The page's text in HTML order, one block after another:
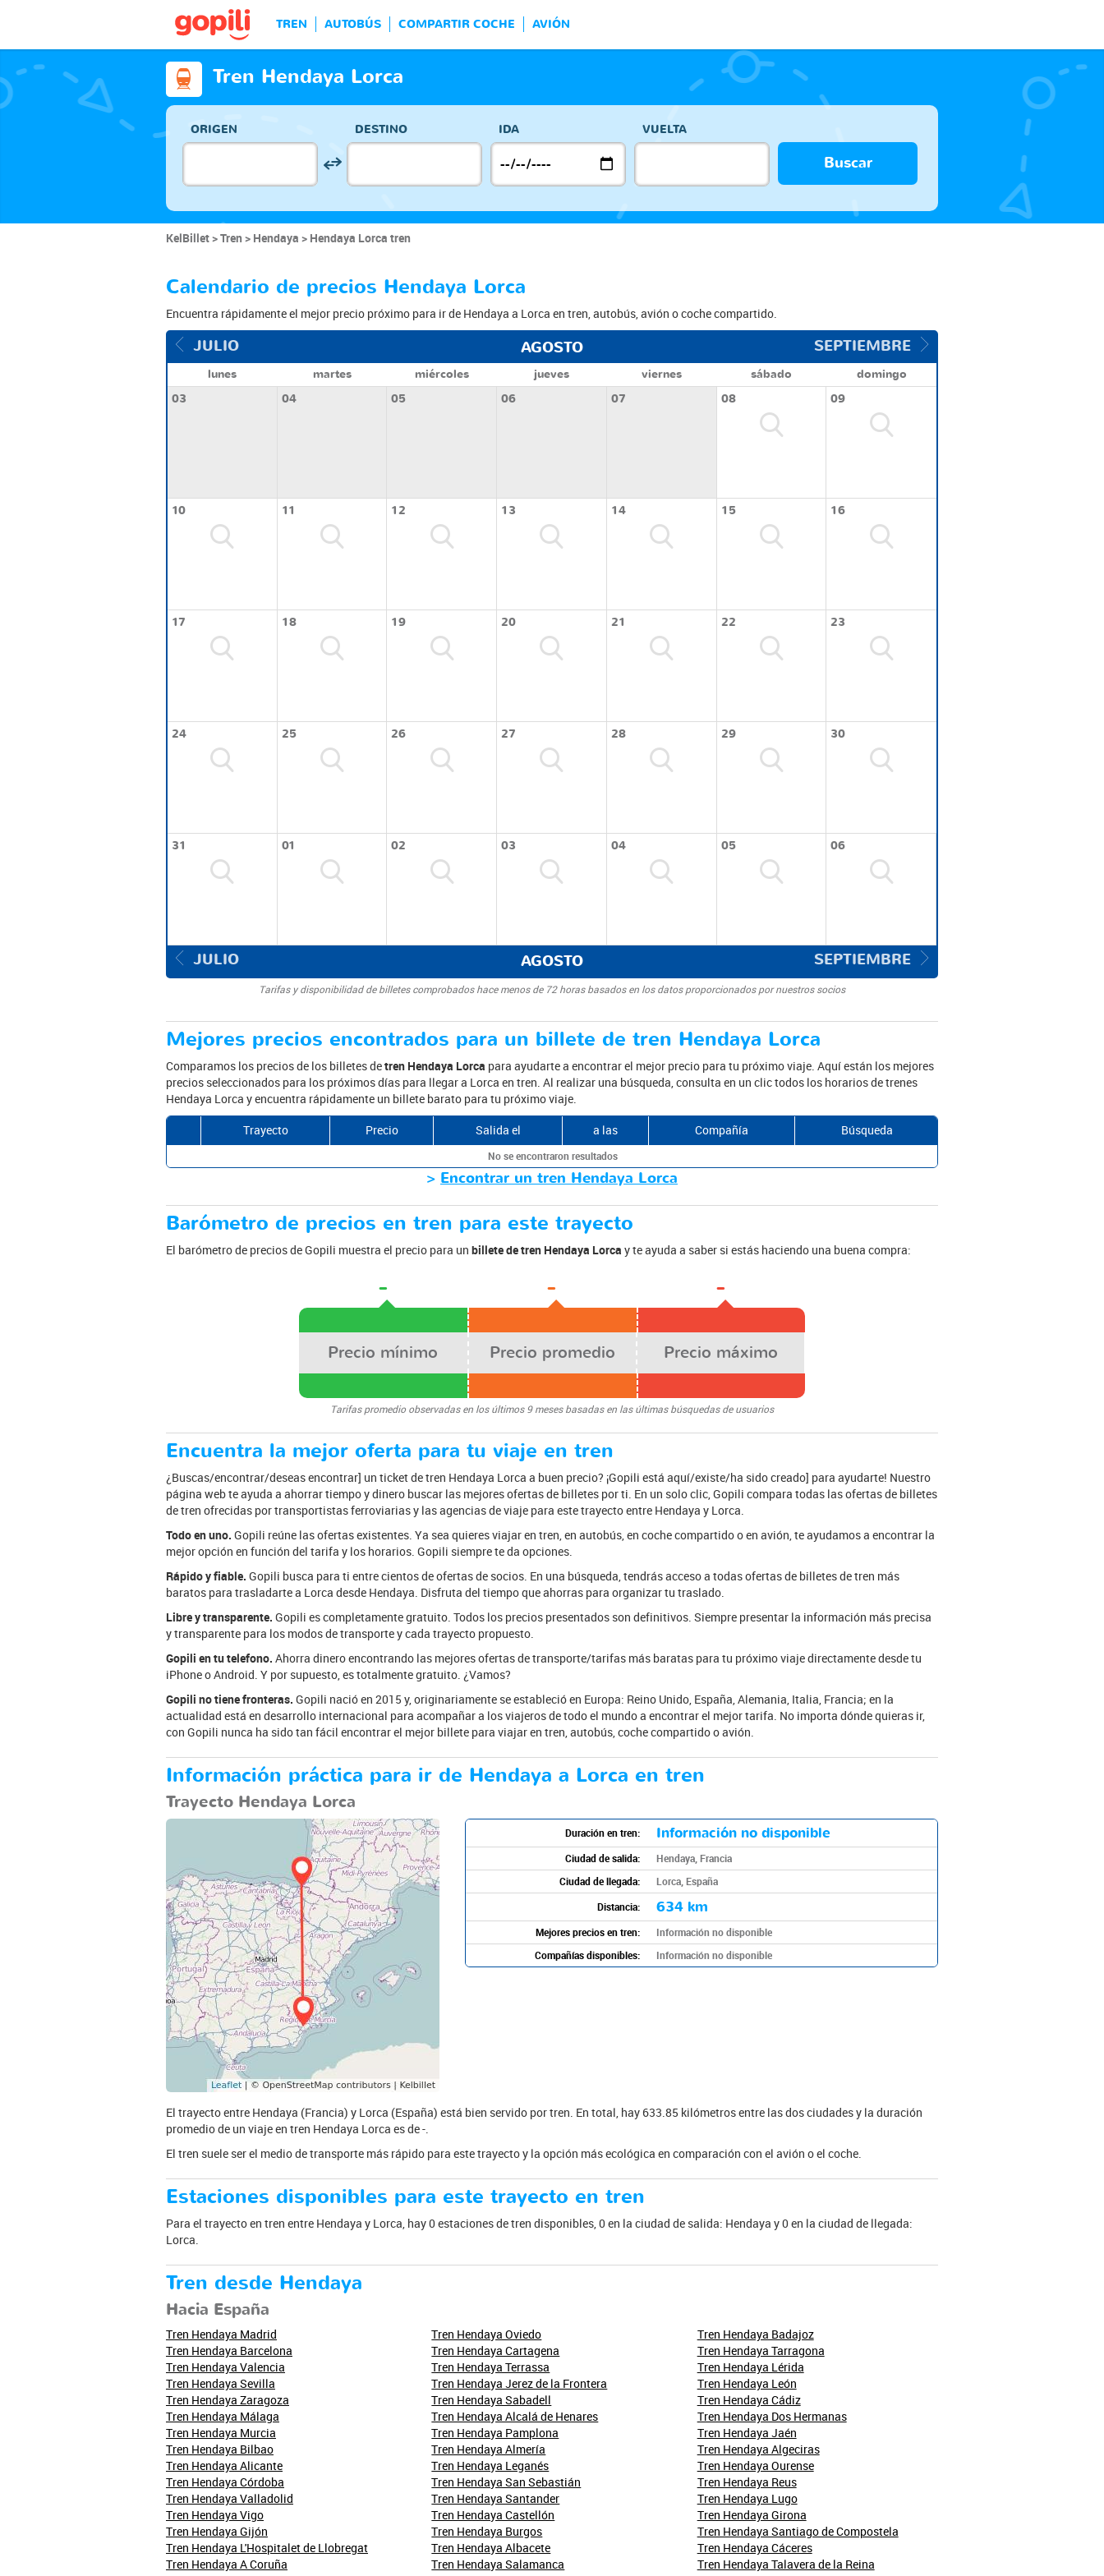
TREN AUTOBÚS COMPARTIR COCHE AVIÓN
Tren Hendaya Lorca
ORIGEN DESTINO IDA VUELTA
Buscar
KelBillet Tren Hendaya Hendaya Lorca tren
Calendario de precios Hendaya Lorca
Encuentra rápidamente el mejor precio próximo para ir de Hendaya a Lorca en tren, autobús, avión o coche compartido.
JULIO SEPTIEMBRE
AGOSTO
lunes martes miércoles jueves viernes sábado
domingo
03
04 05 06 07 08 09
10 11 12 13 14 15 16
17 18 19 20 21 22 23
24 25 26 27 28 29 30
31 01 02 03 04 05 06
JULIO SEPTIEMBRE
AGOSTO
Tarifas y disponibilidad de billetes comprobados hace menos de 72 horas basados en los datos proporcionados por nuestros socios
Mejores precios encontrados para un billete de tren Hendaya Lorca
Comparamos los precios de los billetes detren Hendaya Lorca para ayudarte a encontrar el mejor precio para tu próximo viaje. Aquí están los mejores
precios seleccionados para los próximos días para llegar a Lorca en tren. Al realizar una búsqueda, consulta en un clic todos los horarios de trenes
Hendaya Lorca y encuentra rápidamente un billete barato para tu próximo viaje.
Trayecto
Precio Salida el a las Compañía Búsqueda
No se encontraron resultados
> Encontrar un tren Hendaya Lorca
Barómetro de precios en tren para este trayecto
El barómetro de precios de Gopili muestra el precio para un billete de tren Hendaya Lorca y te ayuda a saber si estás haciendo una buena compra:
- - -
Precio mínimo Precio promedio Precio máximo
Tarifas promedio observadas en los últimos 9 meses basadas en las últimas búsquedas de usuarios
Encuentra la mejor oferta para tu viaje en tren
¿Buscas/encontrar/deseas encontrar] un ticket de tren Hendaya Lorca a buen precio? ¡Gopili está aquí/existe/ha sido creado] para ayudarte! Nuestro
página web te ayuda a ahorrar tiempo y dinero buscar las mejores ofertas de billetes por ti. En un solo clic, Gopili compara todas las ofertas de billetes
de tren ofrecidas por transportistas ferroviarias y las agencias de viaje para este trayecto entre Hendaya y Lorca.
Todo en uno. Gopili reúne las ofertas existentes. Ya sea quieres viajar en tren, en autobús, en coche compartido o en avión, te ayudamos a encontrar la
mejor opción en función del tarifa y los horarios. Gopili siempre te da opciones.
Rápido y fiable. Gopili busca para ti entre cientos de ofertas de socios. En una búsqueda, tendrás acceso a todas ofertas de billetes de tren más
baratos para trasladarte a Lorca desde Hendaya. Disfruta del tiempo que ahorras para organizar tu traslado.
Libre y transparente. Gopili es completamente gratuito. Todos los precios presentados son definitivos. Siempre presentar la información más precisa
y transparente para los modos de transporte y cada trayecto propuesto.
Gopili en tu telefono. Ahorra dinero encontrando las mejores ofertas de transporte/tarifas más baratas para tu próximo viaje directamente desde tu
iPhone o Android. Y por supuesto, es totalmente gratuito. ¿Vamos?
Gopili no tiene fronteras. Gopili nació en 2015 y, originariamente se estableció en Europa: Reino Unido, España, Alemania, Italia, Francia; en la
actualidad está en desarrollo internacional para acompañar a los viajeros de todo el mundo a encontrar el mejor tarifa. No importa dónde quieras ir,
con Gopili nunca ha sido tan fácil encontrar el mejor billete para viajar en tren, autobús, coche compartido o avión.
Información práctica para ir de Hendaya a Lorca en tren
Trayecto Hendaya Lorca
Duración en tren: Información no disponible
Ciudad de salida:
Hendaya, Francia
Ciudad de llegada:
Lorca, España
Distancia:
634 km
Mejores precios en tren:
Información no disponible
Compañías disponibles:
Información no disponible
El trayecto entre Hendaya (Francia) y Lorca (España) está bien servido por tren. En total, hay 633.85 kilómetros entre las dos ciudades y la duración
promedio de un viaje en tren Hendaya Lorca es de -.
El tren suele ser el medio de transporte más rápido para este trayecto y la opción más ecológica en comparación con el avión o el coche.
Estaciones disponibles para este trayecto en tren
Para el trayecto en tren entre Hendaya y Lorca, hay 0 estaciones de tren disponibles, 0 en la ciudad de salida: Hendaya y 0 en la ciudad de llegada:
Lorca.
Tren desde Hendaya
Hacia España
Tren Hendaya Madrid
Tren Hendaya Barcelona
Tren Hendaya Valencia
Tren Hendaya Sevilla
Tren Hendaya Zaragoza
Tren Hendaya Málaga
Tren Hendaya Murcia
Tren Hendaya Bilbao
Tren Hendaya Alicante
Tren Hendaya Córdoba
Tren Hendaya Valladolid
Tren Hendaya Vigo
Tren Hendaya Gijón
Tren Hendaya L'Hospitalet de Llobregat
Tren Hendaya A Coruña
Tren Hendaya Oviedo
Tren Hendaya Cartagena
Tren Hendaya Terrassa
Tren Hendaya Jerez de la Frontera
Tren Hendaya Sabadell
Tren Hendaya Alcalá de Henares
Tren Hendaya Pamplona
Tren Hendaya Almería
Tren Hendaya Leganés
Tren Hendaya San Sebastián
Tren Hendaya Santander
Tren Hendaya Castellón
Tren Hendaya Burgos
Tren Hendaya Albacete
Tren Hendaya Salamanca
Tren Hendaya Badajoz
Tren Hendaya Tarragona
Tren Hendaya Lérida
Tren Hendaya León
Tren Hendaya Cádiz
Tren Hendaya Dos Hermanas
Tren Hendaya Jaén
Tren Hendaya Algeciras
Tren Hendaya Ourense
Tren Hendaya Reus
Tren Hendaya Lugo
Tren Hendaya Girona
Tren Hendaya Santiago de Compostela
Tren Hendaya Cáceres
Tren Hendaya Talavera de la Reina